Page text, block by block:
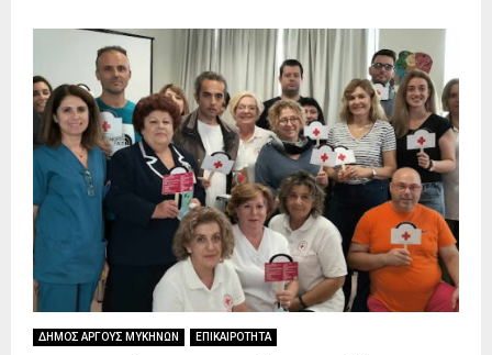
ΔΗΜΟΣ ΑΡΓΟΥΣ ΜΥΚΗΝΩΝ ΕΠΙΚΑΙΡΟΤΗΤΑ